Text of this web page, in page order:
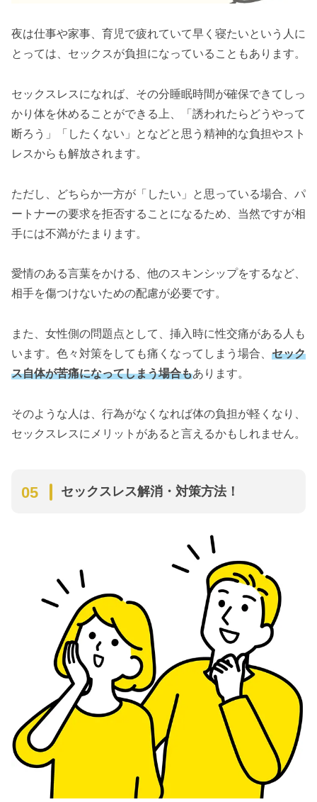
夜は仕事や家事、育児で疲れていて早く寝たいという人に
とっては、セックスが負担になっていることもあります。
セックスレスになれば、その分睡眠時間が確保できてしっ
かり体を休めることができる上、「誘われたらどうやって
断ろう」「したくない」となどと思う精神的な負担やスト
レスからも解放されます。
ただし、どちらか一方が「したい」と思っている場合、パ
ートナーの要求を拒否することになるため、当然ですが相
手には不満がたまります。
愛情のある言葉をかける、他のスキンシップをするなど、
相手を傷つけないための配慮が必要です。
また、女性側の問題点として、挿入時に性交痛がある人も
います。色々対策をしても痛くなってしまう場合、 セック
ス自体が苦痛になってしまう場合もあります。
そのような人は、行為がなくなれば体の負担が軽くなり、
セックスレスにメリットがあると言えるかもしれません。
セックスレス解消・対策方法！